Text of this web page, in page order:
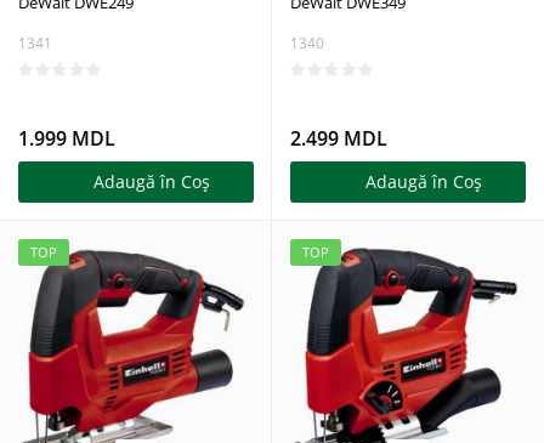
1341
1.999 MDL
Adaugă în Coş
1340
2.499 MDL
Adaugă în Coş
TOP TOP